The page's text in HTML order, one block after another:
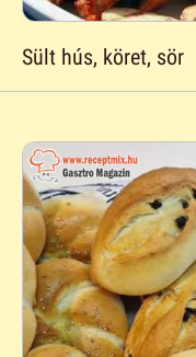
Sült hús, köret, sör